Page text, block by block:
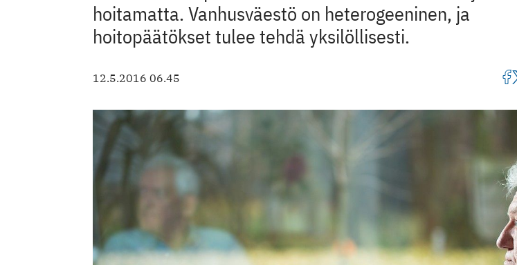
hoitamatta. Vanhusväestö on heterogeeninen, ja
hoitopäätökset tulee tehdä yksilöllisesti.
12.5.2016 06.45